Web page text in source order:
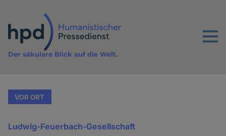
Inhalt
Menu
Der säkulare Blick auf die Welt.
VOR ORT
Ludwig-Feuerbach-Gesellschaft